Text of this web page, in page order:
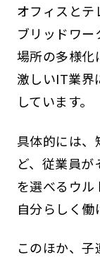
オフィスとテ
ブリッドワ
場所の多様化
激しいIT業界
しています。
具体的には
ど、従業員
を選べるウ
自分らしく働
このほか、